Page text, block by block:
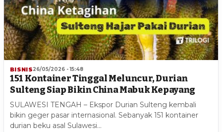
BISNIS26/05/2026 - 15:48
151 Kontainer Tinggal Meluncur, Durian
Sulteng Siap Bikin China Mabuk Kepayang
SULAWESI TENGAH – Ekspor Durian Sulteng kembali
bikin geger pasar internasional. Sebanyak 151 kontainer
durian beku asal Sulawesi…